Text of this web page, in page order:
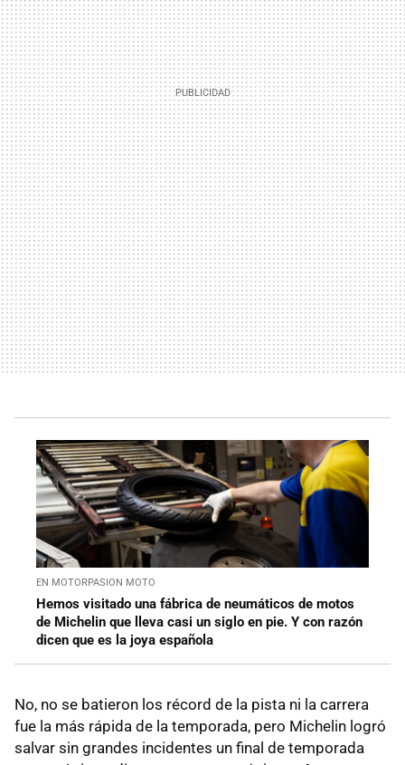
EN MOTORPASION MOTO
Hemos visitado una fábrica de neumáticos de motos
de Michelin que lleva casi un siglo en pie. Y con razón
dicen que es la joya española
No, no se batieron los récord de la pista ni la carrera
fue la más rápida de la temporada, pero Michelin logró
salvar sin grandes incidentes un final de temporada